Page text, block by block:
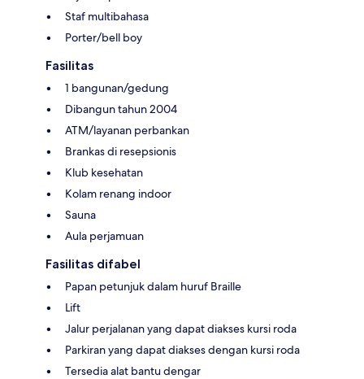
Staf multibahasa
Porter/bell boy
Fasilitas
1 bangunan/gedung
Dibangun tahun 2004
ATM/layanan perbankan
Brankas di resepsionis
Klub kesehatan
Kolam renang indoor
Sauna
Aula perjamuan
Fasilitas difabel
Papan petunjuk dalam huruf Braille
Lift
Jalur perjalanan yang dapat diakses kursi roda
Parkiran yang dapat diakses dengan kursi roda
Tersedia alat bantu dengar